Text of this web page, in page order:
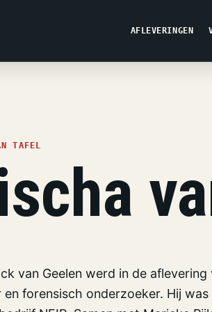
AFLEVERINGEN
TAFEL
van Geelen werd in de
en forensisch onderzoeker. Hij